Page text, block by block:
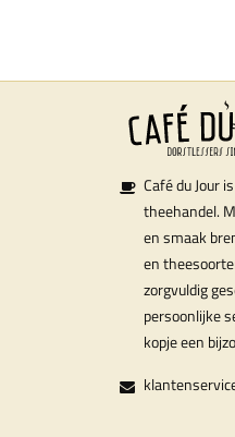
Café du Jour
theehandel.
en smaak
en
zorgvuldig
persoonlijke
kopje een